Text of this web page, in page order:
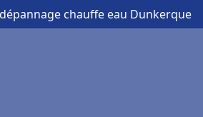
chauffe eau Dunkerque